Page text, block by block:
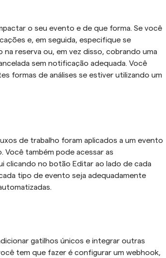
o seu evento e de que forma. Se você
e, em seguida, especifique se
reserva ou, em vez disso, cobrando uma
sem notificação adequada. Você
formas de análises se estiver utilizando um
de trabalho foram aplicados a um evento
também pode acessar as
clicando no botão Editar ao lado de cada
tipo de evento seja adequadamente
gatilhos únicos e integrar outras
tem que fazer é configurar um webhook,